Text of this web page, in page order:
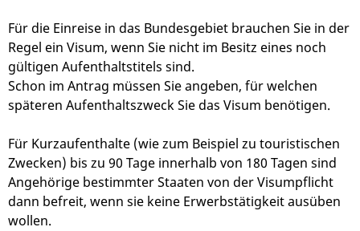
Für die Einreise in das Bundesgebiet brauchen Sie in der
Regel ein Visum, wenn Sie nicht im Besitz eines noch
gültigen Aufenthaltstitels sind.
Schon im Antrag müssen Sie angeben, für welchen
späteren Aufenthaltszweck Sie das Visum benötigen.
Für Kurzaufenthalte (wie zum Beispiel zu touristischen
Zwecken) bis zu 90 Tage innerhalb von 180 Tagen sind
Angehörige bestimmter Staaten von der Visumpflicht
dann befreit, wenn sie keine Erwerbstätigkeit ausüben
wollen.